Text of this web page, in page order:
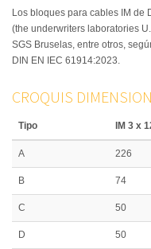
Los bloques para cables IM de
(the underwriters laboratories
SGS Bruselas, entre otros,
DIN EN IEC 61914:2023.
CROQUIS
Tipo IM 3 x
A 226
B 74
C 50
D 50